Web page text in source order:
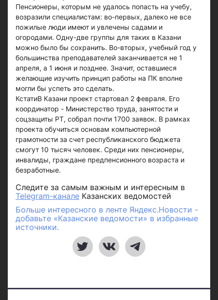
Пенсионеры, которым не удалось попасть на учебу,
возразили специалистам: во-первых, далеко не все
пожилые люди имеют и увлечены садами и
огородами. Одну-две группы для таких в Казани
можно было бы сохранить. Во-вторых, учебный год у
большинства преподавателей заканчивается не 1
апреля, а 1 июня и позднее. Значит, оставшиеся
желающие изучить принцип работы на ПК вполне
могли бы успеть это сделать.
КстатиВ Казани проект стартовал 2 февраля. Его
координатор - Министерство труда, занятости и
соцзащиты РТ, собрал почти 1700 заявок. В рамках
проекта обучиться основам компьютерной
грамотности за счет республиканского бюджета
смогут 10 тысяч человек. Среди них пенсионеры,
инвалиды, граждане предпенсионного возраста и
безработные.
Следите за самым важным и интересным в
Telegram-канале Казанских ведомостей
Больше интересного в ленте Яндекс.Новости -
добавьте «Казанские ведомости» в избранные
источники.